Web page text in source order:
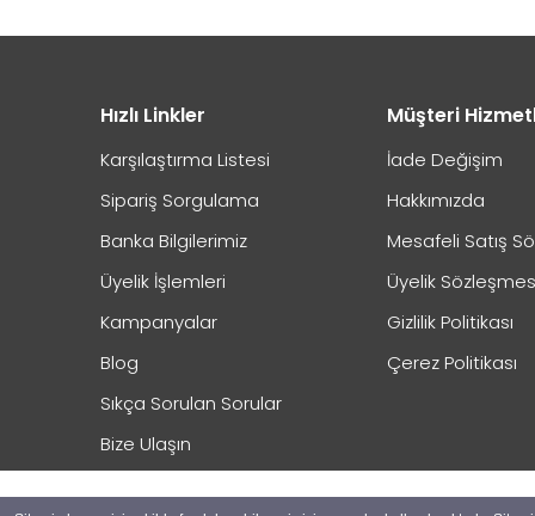
Hızlı Linkler
Karşılaştırma Listesi
Sipariş Sorgulama
Banka Bilgilerimiz
Üyelik İşlemleri
Kampanyalar
Blog
Sıkça Sorulan Sorular
Bize Ulaşın
Müşteri
İade Değişim
Hakkımızda
Mesafeli Satış
Üyelik
Gizlilik Politikası
Çerez Politikası